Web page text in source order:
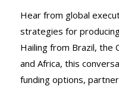
Hear from global
strategies for
Hailing from Brazil, the
and Africa, this
funding options,